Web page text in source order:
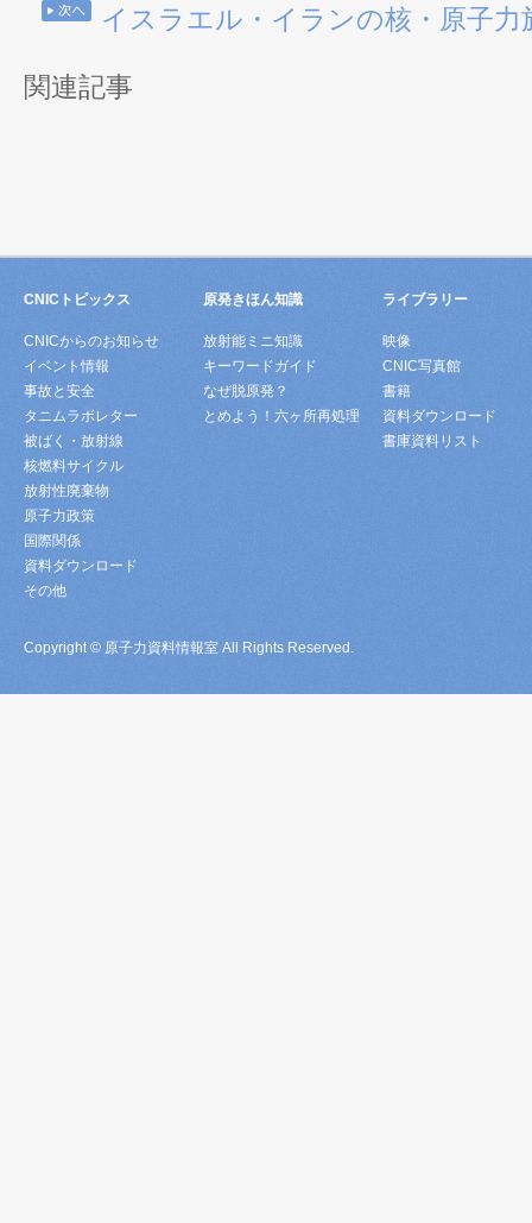
イスラエル・イランの核・原子力
関連記事
CNICトピックス
CNICからのお知らせ
イベント情報
事故と安全
タニムラボレター
被ばく・放射線
核燃料サイクル
放射性廃棄物
原子力政策
国際関係
資料ダウンロード
その他
原発きほん知識
放射能ミニ知識
キーワードガイド
なぜ脱原発？
とめよう！六ヶ所再処理
ライブラリー
映像
CNIC写真館
書籍
資料ダウンロード
書庫資料リスト
Copyright © 原子力資料情報室 All Rights Reserved.